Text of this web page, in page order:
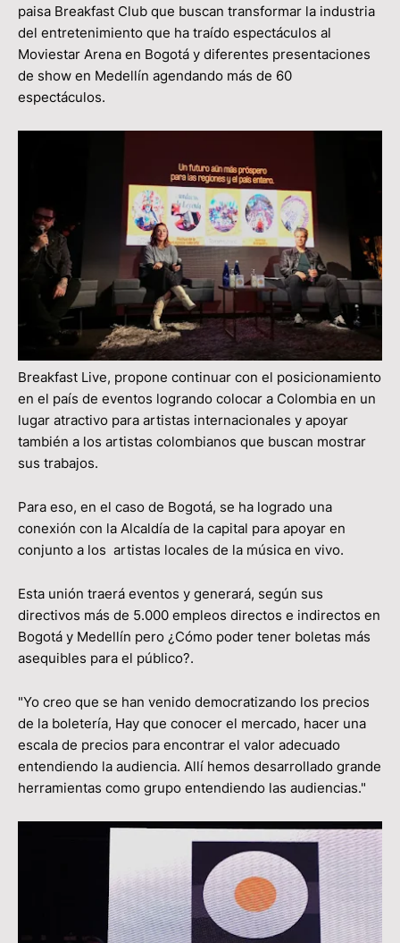
paisa Breakfast Club que buscan transformar la industria
del entretenimiento que ha traído espectáculos al
Moviestar Arena en Bogotá y diferentes presentaciones
de show en Medellín agendando más de 60
espectáculos.
Breakfast Live, propone continuar con el posicionamiento
en el país de eventos logrando colocar a Colombia en un
lugar atractivo para artistas internacionales y apoyar
también a los artistas colombianos que buscan mostrar
sus trabajos.
Para eso, en el caso de Bogotá, se ha logrado una
conexión con la Alcaldía de la capital para apoyar en
conjunto a los artistas locales de la música en vivo.
Esta unión traerá eventos y generará, según sus
directivos más de 5.000 empleos directos e indirectos en
Bogotá y Medellín pero ¿Cómo poder tener boletas más
asequibles para el público?.
"Yo creo que se han venido democratizando los precios
de la boletería, Hay que conocer el mercado, hacer una
escala de precios para encontrar el valor adecuado
entendiendo la audiencia. Allí hemos desarrollado grande
herramientas como grupo entendiendo las audiencias."